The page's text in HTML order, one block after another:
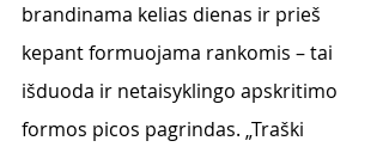
brandinama kelias dienas ir prieš
kepant formuojama rankomis – tai
išduoda ir netaisyklingo apskritimo
formos picos pagrindas. „Traški